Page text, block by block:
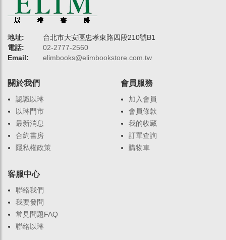
地址:
台北市大安區忠孝東路四段210號B1
電話:
02-2777-2560
Email:
elimbooks@elimbookstore.com.tw
關於我們
認識以琳
以琳門市
最新消息
合約書房
隱私權政策
會員服務
加入會員
會員條款
我的收藏
訂單查詢
購物車
客服中心
聯絡我們
我要發問
常見問題FAQ
聯絡以琳